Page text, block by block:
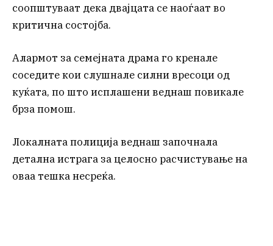
соопштуваат дека двајцата се наоѓаат во
критична состојба.
Алармот за семејната драма го кренале
соседите кои слушнале силни вресоци од
куќата, по што исплашени веднаш повикале
брза помош.
Локалната полиција веднаш започнала
детална истрага за целосно расчистување на
оваа тешка несреќа.